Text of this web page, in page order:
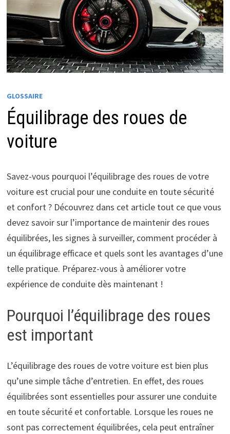
GLOSSAIRE
Équilibrage des roues de
voiture
Savez-vous pourquoi l’équilibrage des roues de votre
voiture est crucial pour une conduite en toute sécurité
et confort ? Découvrez dans cet article tout ce que vous
devez savoir sur l’importance de maintenir des roues
équilibrées, les signes à surveiller, comment procéder à
un équilibrage efficace et quels sont les avantages d’une
telle pratique. Préparez-vous à améliorer votre
expérience de conduite dès maintenant !
Pourquoi l’équilibrage des roues
est important
L’équilibrage des roues de votre voiture est bien plus
qu’une simple tâche d’entretien. En effet, des roues
équilibrées sont essentielles pour assurer une conduite
en toute sécurité et confortable. Lorsque les roues ne
sont pas correctement équilibrées, cela peut entraîner